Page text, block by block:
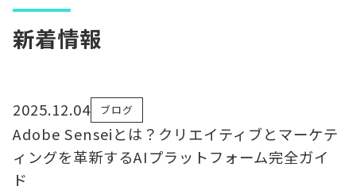
新着情報
2025.12.04 ブログ
Adobe Senseiとは？クリエイティブとマーケテ
ィングを革新するAIプラットフォーム完全ガイ
ド